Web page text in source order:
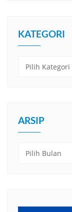
KATEGORI
Kategori
ARSIP
Arsip